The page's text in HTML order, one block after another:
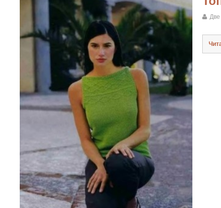
Две